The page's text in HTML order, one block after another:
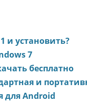
и установить?
7
бесплатно
и
для Android